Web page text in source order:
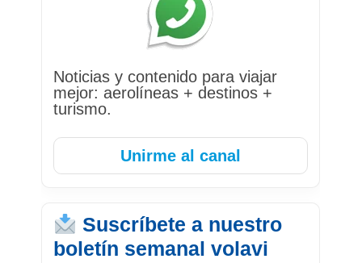
Noticias y contenido para viajar
mejor: aerolíneas + destinos +
turismo.
Unirme al canal
Suscríbete a nuestro
boletín semanal volavi